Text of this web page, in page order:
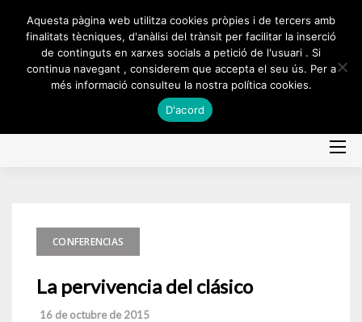
CONFERENCIAS
La pervivencia del clásico
16 de octubre de 2015
Aquesta pàgina web utilitza cookies pròpies i de tercers amb
finalitats tècniques, d'anàlisi del trànsit per facilitar la inserció
de continguts en xarxes socials a petició de l'usuari . Si
continua navegant , considerem que accepta el seu ús. Per a
més informació consulteu la nostra política cookies.
D'acord